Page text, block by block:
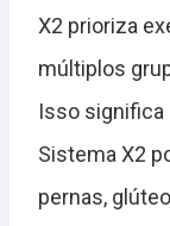
X2 prioriza
múltiplos
Isso significa
Sistema X2
pernas,